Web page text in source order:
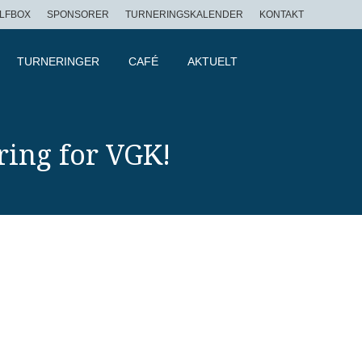
SPONSORER TURNERINGSKALENDER KONTAKT
TURNERINGER CAFÉ AKTUELT
for VGK!